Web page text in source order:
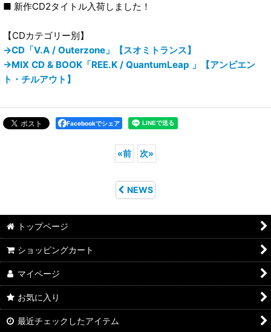
■ 新作CD2タイトル入荷しました！
【CDカテゴリー別】
→CD「V.A / Outerzone」【スオミトランス】
→MIX CD & BOOK「REE.K / QuantumLeap 」【アンビエン
ト・チルアウト】
Facebookでシェア
«前 次»
NEWS
トップページ
ショッピングカート
マイページ
お気に入り
最近チェックしたアイテム